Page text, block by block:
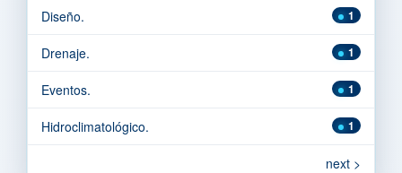
1
Diseño.
1
Drenaje.
1
Eventos.
1
Hidroclimatológico.
next >